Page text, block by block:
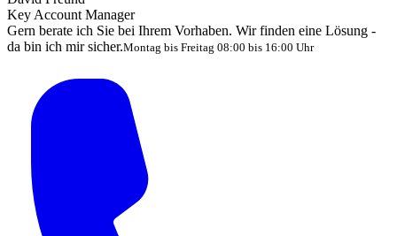
Key Account Manager
Gern berate ich Sie bei Ihrem Vorhaben. Wir finden eine Lösung -
da bin ich mir sicher.Montag bis Freitag 08:00 bis 16:00 Uhr